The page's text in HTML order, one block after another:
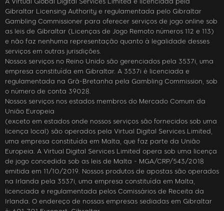
Gibraltar Licensing Authority e regulamentada pelo Gibraltar
Gambling Commissioner para oferecer serviços de jogo online sob
as leis de Gibraltar (Licenças de Jogo Remoto números 112 e 113)
e não faz nenhuma representação quanto à legalidade desses
serviços em outras jurisdições.
Nossos serviços no Reino Unido são gerenciados pela 3537i, uma
empresa constituída em Gibraltar. A 3537i é licenciada e
regulamentada na Grã-Bretanha pela Gambling Commission, sob
o número de conta 39028.
Nossos serviços nos estados membros do Mercado Comum da
União Europeia
(exceto em estados onde nossos serviços são fornecidos sob uma
licença local) são operados pela Virtual Digital Services Limited,
uma empresa constituída em Malta, que faz parte da União
Europeia. A Virtual Digital Services Limited opera sob uma licença
de jogo concedida sob as leis de Malta - MGA/CRP/543/2018
emitida em 11/10/2019. Nossos produtos de apostas são operados
na Irlanda pela 3537i, uma empresa constituída em Malta,
licenciada e regulamentada pelos Comissários de Receita da
Irlanda. O endereço de nossas empresas sediadas em Gibraltar